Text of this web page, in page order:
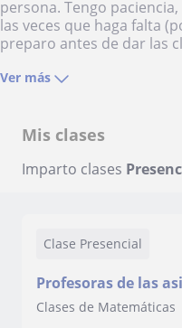
persona. Tengo
las veces que haga falta
preparo antes de dar las
Ver más
Mis clases
Imparto clases
Clase Presencial
Profesoras de las
Clases de Matemáticas